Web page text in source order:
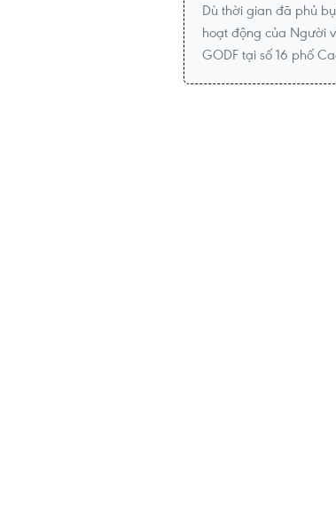
Dù thời gian đã phủ
hoạt động của Người
GODF tại số 16 phố